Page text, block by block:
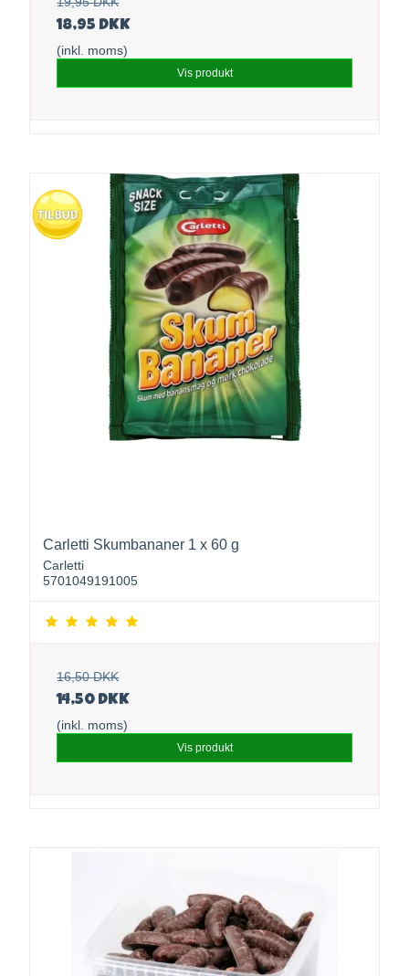
18,95 DKK
(inkl. moms)
Vis produkt
Carletti Skumbananer 1 x 60 g
Carletti
5701049191005
16,50 DKK
14,50 DKK
(inkl. moms)
Vis produkt